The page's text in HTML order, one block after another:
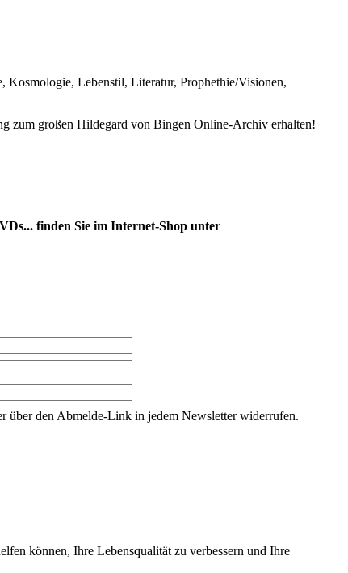
Kosmologie, Lebenstil, Literatur, Prophethie/Visionen,
zum großen Hildegard von Bingen Online-Archiv erhalten!
finden Sie im Internet-Shop unter
über den Abmelde-Link in jedem Newsletter widerrufen.
können, Ihre Lebensqualität zu verbessern und Ihre